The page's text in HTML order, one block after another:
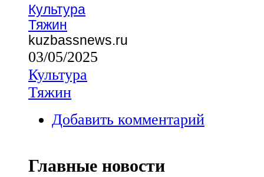
Культура
Тяжин
kuzbassnews.ru
03/05/2025
Культура
Тяжин
Добавить комментарий
Главные новости